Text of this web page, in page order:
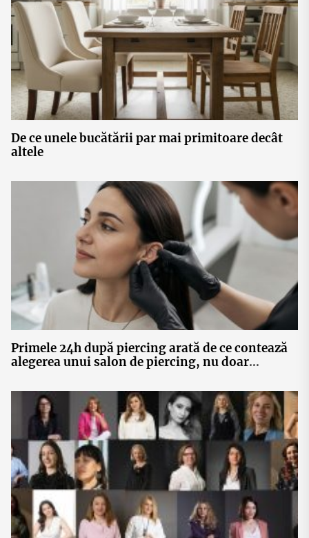
De ce unele bucătării par mai primitoare decât
altele
Primele 24h după piercing arată de ce contează
alegerea unui salon de piercing, nu doar